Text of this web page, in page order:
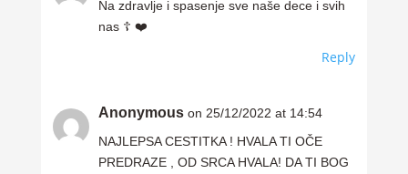
Na zdravlje i spasenje sve naše dece i svih
nas ☦️ ❤️
Reply
Anonymous on 25/12/2022 at 14:54
NAJLEPSA CESTITKA ! HVALA TI OČE
PREDRAZE , OD SRCA HVALA! DA TI BOG